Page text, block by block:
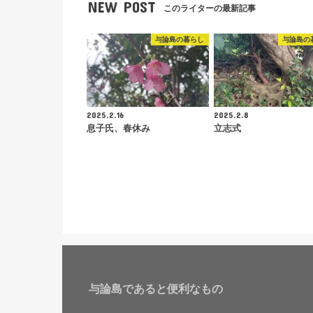
NEW POST このライターの最新記事
与論島の暮らし
2025.2.16
息子氏、春休み
与論島の
2025.2.8
立志式
与論島であると便利なもの